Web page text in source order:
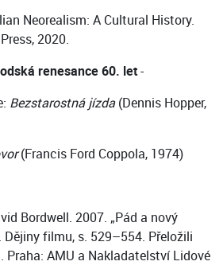
Neorealism: A Cultural History.
2020.
renesance 60. let-
Bezstarostná jízda(Dennis Hopper,
(Francis Ford Coppola, 1974)
Bordwell. 2007. „Pád a nový
filmu, s. 529–554. Přeložili
Praha: AMU a Nakladatelství Lidové